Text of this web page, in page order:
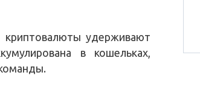
удерживают
в кошельках,